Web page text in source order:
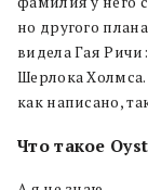
но другого
видела Гая
Шерлока
как написано,
Что такое